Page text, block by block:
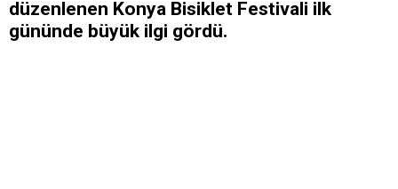
düzenlenen Konya Bisiklet Festivali ilk
gününde büyük ilgi gördü.